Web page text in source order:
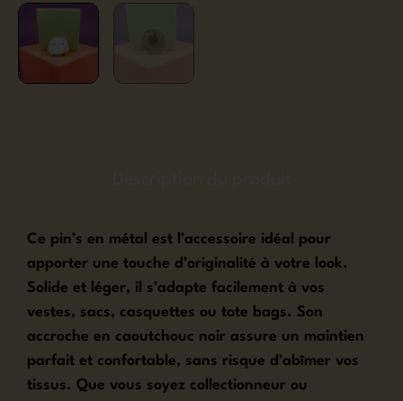
Ce pin’s en métal est l’accessoire idéal pour
apporter une touche d’originalité à votre look.
Solide et léger, il s’adapte facilement à vos
vestes, sacs, casquettes ou tote bags. Son
accroche en caoutchouc noir assure un maintien
parfait et confortable, sans risque d’abîmer vos
tissus. Que vous soyez collectionneur ou